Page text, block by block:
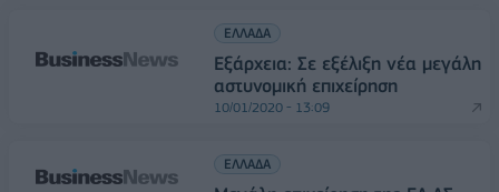
ΕΛΛΑΔΑ
Εξάρχεια: Σε εξέλιξη νέα μεγάλη
αστυνομική επιχείρηση
10/01/2020 - 13:09
ΕΛΛΑΔΑ